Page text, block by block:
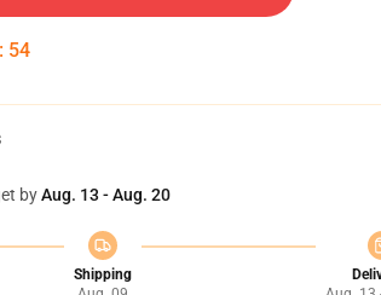
: 53
byAug. 13 - Aug. 20
Shipping